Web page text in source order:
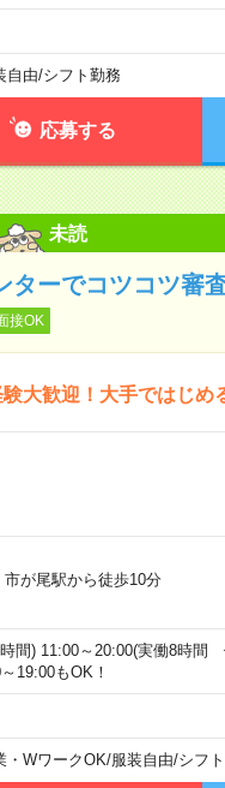
自由/シフト勤務
応募する
未読
ーでコツコツ審
接OK
大歓迎！大手ではじめ
市が尾駅から徒歩10分
間) 11:00～20:00(実働8時
19:00もOK！
・WワークOK/服装自由/シフ